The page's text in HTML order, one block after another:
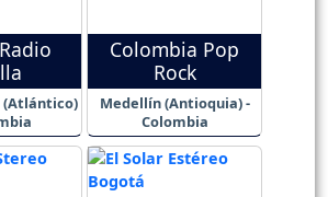
Colombia Pop
Rock
Medellín (Antioquia) -
Colombia